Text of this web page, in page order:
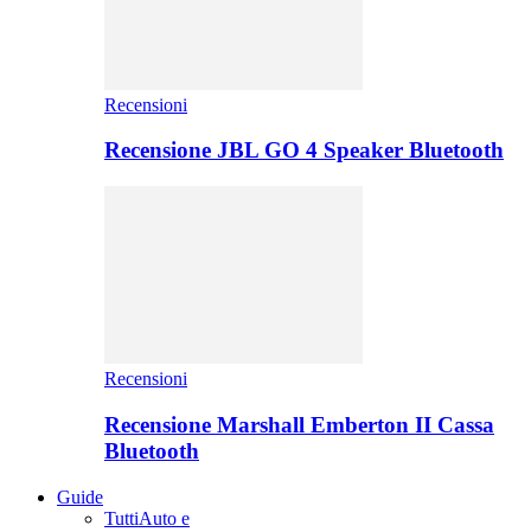
Recensioni
Recensione JBL GO 4 Speaker Bluetooth
Recensioni
Recensione Marshall Emberton II Cassa
Bluetooth
Guide
TuttiAuto e